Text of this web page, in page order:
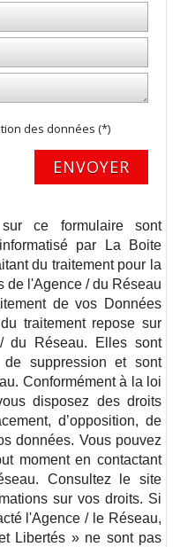
des données (*)
ENVOYER
ce formulaire sont
par La Boite
du traitement pour la
de l'Agence / du Réseau
de vos Données
traitement repose sur
du Réseau. Elles sont
de suppression et sont
Conformément à la loi
disposez des droits
d’opposition, de
données. Vous pouvez
moment en contactant
Consultez le site
sur vos droits. Si
l'Agence / le Réseau,
Libertés » ne sont pas